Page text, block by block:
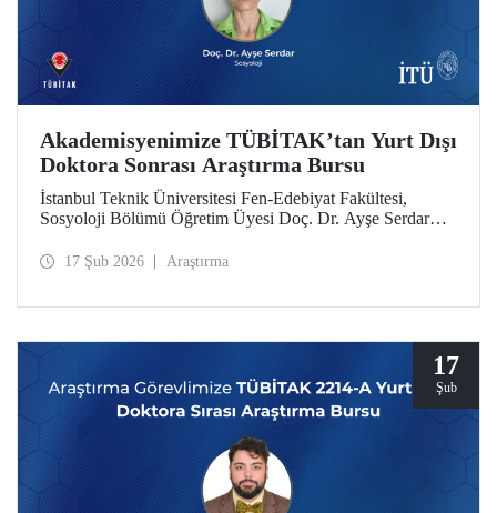
Akademisyenimize TÜBİTAK’tan Yurt Dışı
Doktora Sonrası Araştırma Bursu
İstanbul Teknik Üniversitesi Fen-Edebiyat Fakültesi,
Sosyoloji Bölümü Öğretim Üyesi Doç. Dr. Ayşe Serdar
Programı kapsamında desteklenmeye hak kazandı.
17 Şub 2026 Araştırma
17
Şub